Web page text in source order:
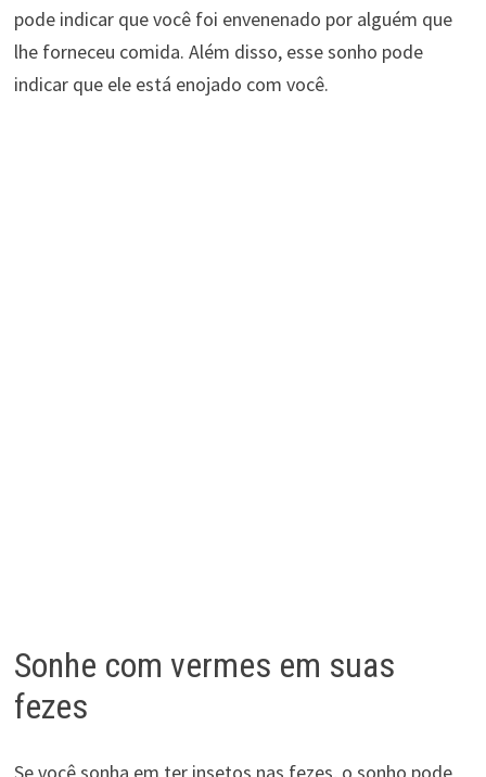
pode indicar que você foi envenenado por alguém que
lhe forneceu comida. Além disso, esse sonho pode
indicar que ele está enojado com você.
Sonhe com vermes em suas
fezes
Se você sonha em ter insetos nas fezes, o sonho pode